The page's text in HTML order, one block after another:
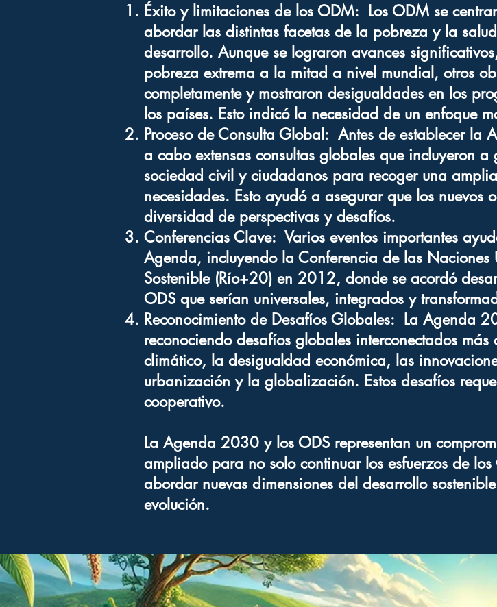
Éxito y limitaciones de los ODM: Los ODM se
abordar las distintas facetas de la pobreza y la
desarrollo. Aunque se lograron avances
pobreza extrema a la mitad a nivel mundial, otros
completamente y mostraron desigualdades en los
los países. Esto indicó la necesidad de un enfoque
Proceso de Consulta Global: Antes de establecer la
a cabo extensas consultas globales que incluyeron a
sociedad civil y ciudadanos para recoger una
necesidades. Esto ayudó a asegurar que los nuevos
diversidad de perspectivas y desafíos.
Conferencias Clave: Varios eventos importantes
Agenda, incluyendo la Conferencia de las Naciones
Sostenible (Río+20) en 2012, donde se acordó
ODS que serían universales, integrados y
Reconocimiento de Desafíos Globales: La Agenda
reconociendo desafíos globales interconectados
climático, la desigualdad económica, las
urbanización y la globalización. Estos desafíos
cooperativo.
La Agenda 2030 y los ODS representan un
ampliado para no solo continuar los esfuerzos de
abordar nuevas dimensiones del desarrollo
evolución.